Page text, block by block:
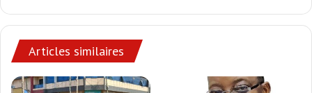
Articles similaires